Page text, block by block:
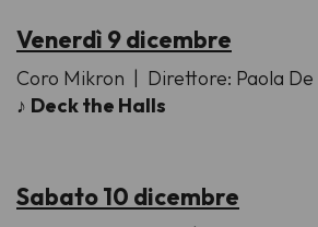
Venerdì 9 dicembre
Coro Mikron | Direttore: Paola
♪ Deck the Halls
Sabato 10 dicembre